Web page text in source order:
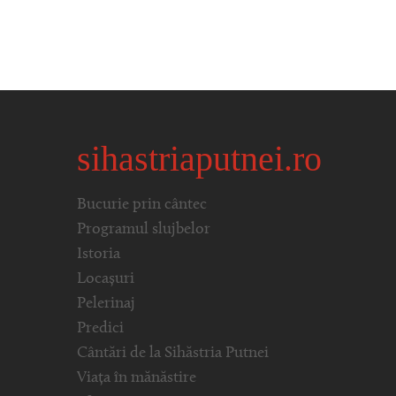
sihastriaputnei.ro
Bucurie prin cântec
Programul slujbelor
Istoria
Locașuri
Pelerinaj
Predici
Cântări de la Sihăstria Putnei
Viața în mănăstire